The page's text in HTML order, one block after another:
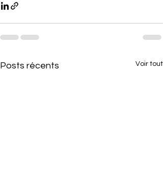
Posts récents Voir tout